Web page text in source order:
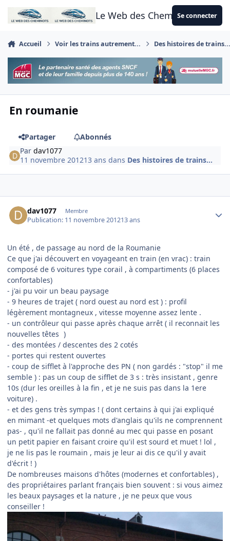
Aller au contenu
Le Web des CheminotsSe connecter
Accueil Voir les trains autrement... Des histoires de
En roumanie
Partager
Abonnés
Pardav1077
11 novembre 201213 ans dans Des histoires de trains...
dav1077 Membre
Publication: 11 novembre 201213 ans
Un été , de passage au nord de la Roumanie
Ce que j'ai découvert en voyageant en train (en vrac) : train
composé de 6 voitures type corail , à compartiments (6 places
confortables)
- j'ai pu voir un beau paysage
- 9 heures de trajet ( nord ouest au nord est ) : profil
légèrement montagneux , vitesse moyenne assez lente .
- un contrôleur qui passe après chaque arrêt ( il reconnait les
nouvelles têtes )
- des montées / descentes des 2 cotés
- portes qui restent ouvertes
- coup de sifflet à l'approche des PN ( non gardés : "stop" il me
semble ) : pas un coup de sifflet de 3 s : très insistant , genre
10s (dur les oreilles à la fin , et je ne suis pas dans la 1ere
voiture) .
- et des gens très sympas ! ( dont certains à qui j'ai expliqué
en mimant -et quelques mots d'anglais qu'ils ne comprennent
pas- , qu'il ne fallait pas donné au mec qui passe en posant
un petit papier en faisant croire qu'il est sourd et muet ! lol ,
je ne lis pas le roumain , mais je leur ai dis ce qu'il y avait
d'écrit ! )
De nombreuses maisons d'hôtes (modernes et confortables) ,
des propriétaires parlant français bien souvent : si vous aimez
les beaux paysages et la nature , je ne peux que vous
conseiller !